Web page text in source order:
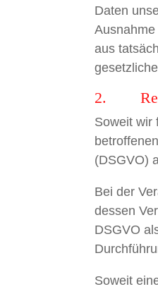
Daten
aus
2.
Soweit wir
(DSGVO)
Bei der
dessen
DSGVO
Soweit